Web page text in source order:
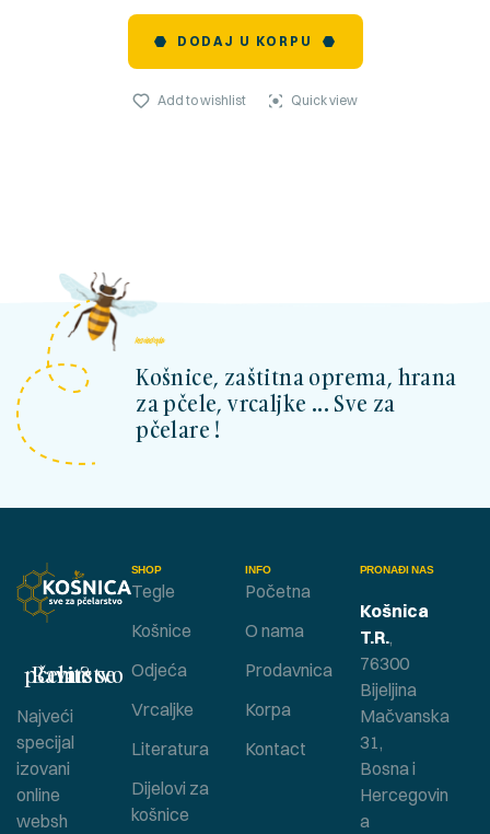
DODAJ U KORPU
Add to wishlist Quick view
kosnicashop.ba
Košnice, zaštitna oprema, hrana
za pčele, vrcaljke ... Sve za
pčelare !
SHOP
Tegle
Košnice
Odjeća
Vrcaljke
Literatura
Dijelovi za
košnice
INFO
Početna
O nama
Prodavnica
Korpa
Kontact
Bavite se pčelarstvom ?
Najveći
specijal
izovani
online
websh
PRONAĐI NAS
Košnica
T.R.,
76300
Bijeljina
Mačvanska
31,
Bosna i
Hercegovin
a